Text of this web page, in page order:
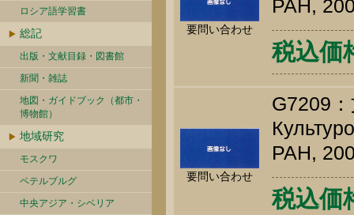
ロシア語学習書
総記
出版・文献目録・図書館
新聞・雑誌
地図・ガイドブック（都市・
博物館）
地域研究
モスクワ
ペテルブルグ
中央アジア・シベリア
要問い合わせ
РАН,
税込価
要問い合わせ
G7209
РАН,
税込価